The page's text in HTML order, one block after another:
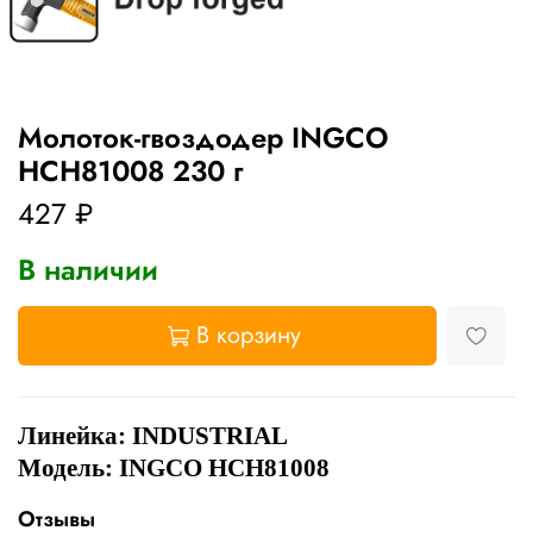
Молоток-гвоздодер INGCO
HCH81008 230 г
427 ₽
В наличии
В корзину
Линейка: INDUSTRIAL
Модель: INGCO HCH81008
Отзывы